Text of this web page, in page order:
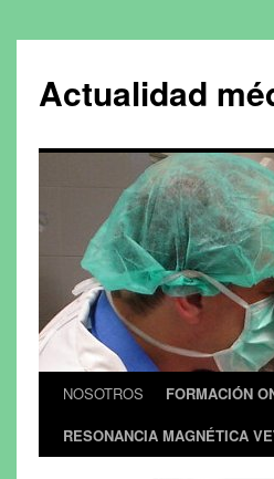
Actualidad
NOSOTROS FORMACIÓN
RESONANCIA MAGNÉTICA